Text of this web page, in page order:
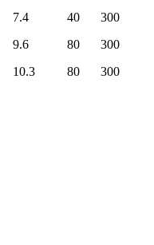
7.4 40
300
9.6 80
300
10.3 80 300